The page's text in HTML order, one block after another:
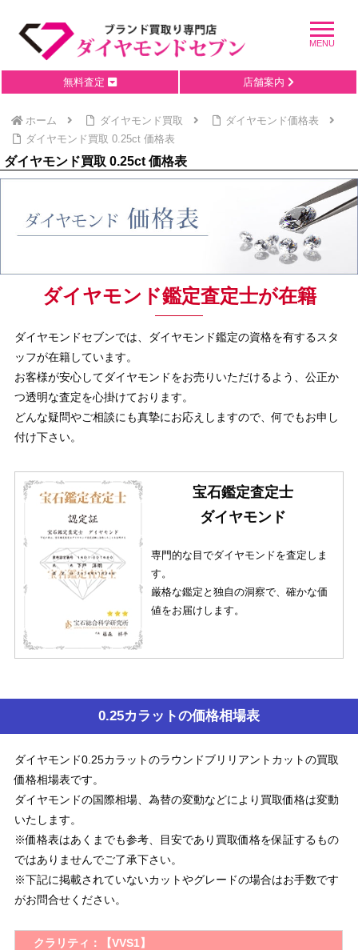
無料査定 店舗案内
ホーム ダイヤモンド買取
ダイヤモンド価格表
ダイヤモンド買取 0.25ct 価格表
ダイヤモンド買取 0.25ct 価格表
ダイヤモンド鑑定査定士が在籍
ダイヤモンドセブンでは、ダイヤモンド鑑定の資格を有するスタ
ッフが在籍しています。
お客様が安心してダイヤモンドをお売りいただけるよう、公正か
つ透明な査定を心掛けております。
どんな疑問やご相談にも真摯にお応えしますので、何でもお申し
付け下さい。
宝石鑑定査定士
ダイヤモンド
専門的な目でダイヤモンドを査定しま
す。
厳格な鑑定と独自の洞察で、確かな価
値をお届けします。
0.25カラットの価格相場表
ダイヤモンド0.25カラットのラウンドブリリアントカットの買取
価格相場表です。
ダイヤモンドの国際相場、為替の変動などにより買取価格は変動
いたします。
※価格表はあくまでも参考、目安であり買取価格を保証するもの
ではありませんでご了承下さい。
※下記に掲載されていないカットやグレードの場合はお手数です
がお問合せください。
クラリティ： 【VVS1】